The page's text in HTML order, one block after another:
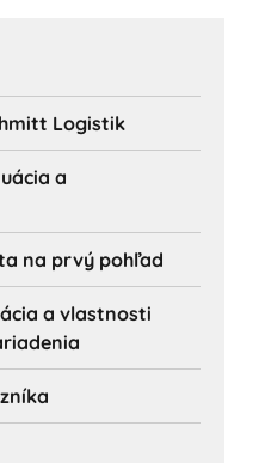
Logistik
a
na prvý pohľad
a vlastnosti